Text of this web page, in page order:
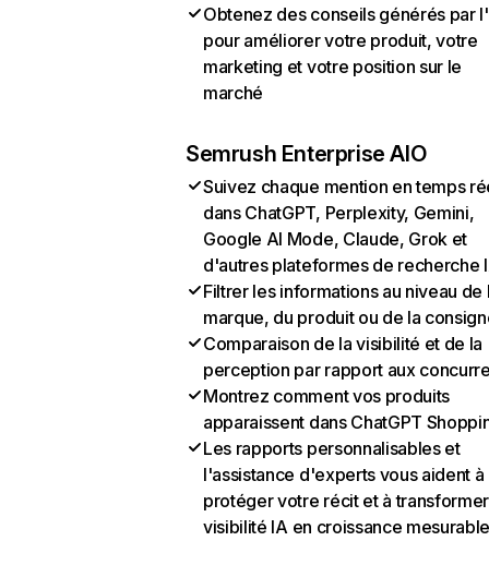
Obtenez des conseils générés par
pour améliorer votre produit, votre
marketing et votre position sur le
marché
Semrush Enterprise AIO
Suivez chaque mention en temps
dans ChatGPT, Perplexity, Gemini,
Google AI Mode, Claude, Grok et
d'autres plateformes de recherche
Filtrer les informations au niveau de
marque, du produit ou de la
Comparaison de la visibilité et de la
perception par rapport aux
Montrez comment vos produits
apparaissent dans ChatGPT
Les rapports personnalisables et
l'assistance d'experts vous aident à
protéger votre récit et à
visibilité IA en croissance